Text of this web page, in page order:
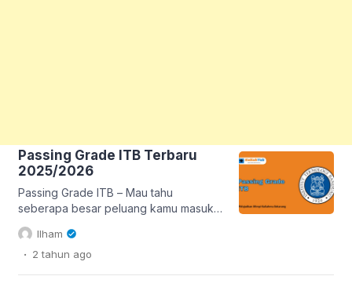
Passing Grade ITB Terbaru
2025/2026
Passing Grade ITB – Mau tahu
seberapa besar peluang kamu masuk
ITB? Mengetahui passing grade ITB
terbaru bisa jadi langkah awal yang
penting! Passing grade ini memberi
Ilham
. 2 tahun ago